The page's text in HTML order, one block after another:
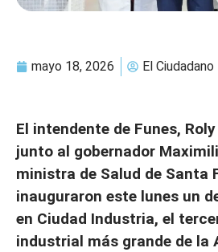
mayo 18, 2026 El Ciudadano
El intendente de Funes,
junto al gobernador
ministra de Salud de Santa
inauguraron este lunes un
en Ciudad Industria, el
industrial más grande de la